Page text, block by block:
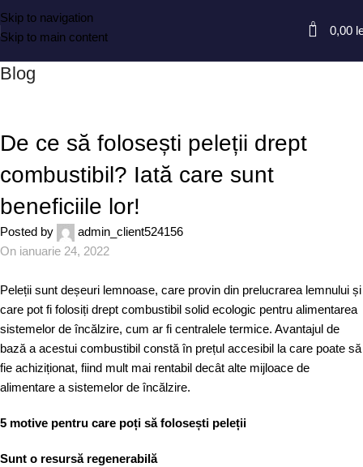
Skip to navigation
Skip to main content
0 0,00
Blog
De ce să folosești peleții drept
combustibil? Iată care sunt
beneficiile lor!
Posted by
admin_client524156
On ianuarie 24, 2022
Peleții sunt deșeuri lemnoase, care provin din prelucrarea lemnului și
care pot fi folosiți drept combustibil solid ecologic pentru alimentarea
sistemelor de încălzire, cum ar fi centralele termice. Avantajul de
bază a acestui combustibil constă în prețul accesibil la care poate să
fie achiziționat, fiind mult mai rentabil decât alte mijloace de
alimentare a sistemelor de încălzire.
5 motive pentru care poți să folosești peleții
Sunt o resursă regenerabilă